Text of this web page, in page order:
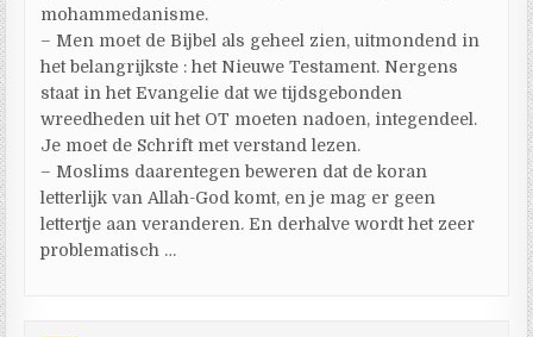
mohammedanisme.
– Men moet de Bijbel als geheel zien, uitmondend in
het belangrijkste : het Nieuwe Testament. Nergens
staat in het Evangelie dat we tijdsgebonden
wreedheden uit het OT moeten nadoen, integendeel.
Je moet de Schrift met verstand lezen.
– Moslims daarentegen beweren dat de koran
letterlijk van Allah-God komt, en je mag er geen
lettertje aan veranderen. En derhalve wordt het zeer
problematisch …